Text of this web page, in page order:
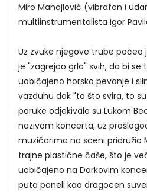
Miro Manojlović (vibrafon i
multiinstrumentalista Igor
Uz zvuke njegove trube počeo
je "zagrejao grla" svih, da bi se
uobičajeno horsko pevanje i
vazduhu dok "to što svira, to
poruke odjekivale su Lukom
nazivom koncerta, uz
muzičarima na sceni pridružio
trajne plastične čaše, što je
uobičajeno na Darkovim
puta poneli kao dragocen